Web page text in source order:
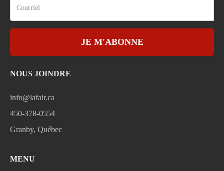
JE M'ABONNE
NOUS JOINDRE
info@lafair.ca
450-378-0554
Granby, Québec
MENU